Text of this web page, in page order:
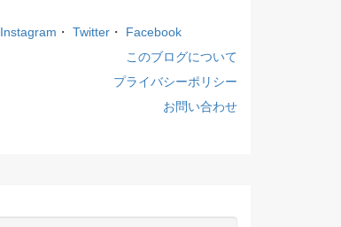
Instagram ・ Twitter ・
Facebook
このブログについて
プライバシーポリシー
お問い合わせ